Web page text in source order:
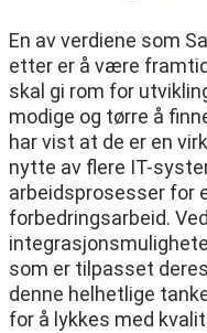
En av verdiene som
etter er å være
skal gi rom for
modige og tørre å
har vist at de er en
nytte av flere IT-
arbeidsprosesser for
forbedringsarbeid.
som er tilpasset
denne helhetlige
for å lykkes med